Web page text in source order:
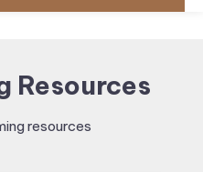
Resources
resources